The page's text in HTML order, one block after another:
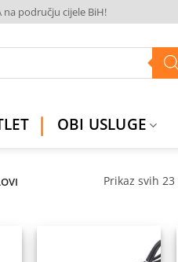
na području cijele BiH!
OBI USLUGE
Prikaz svih